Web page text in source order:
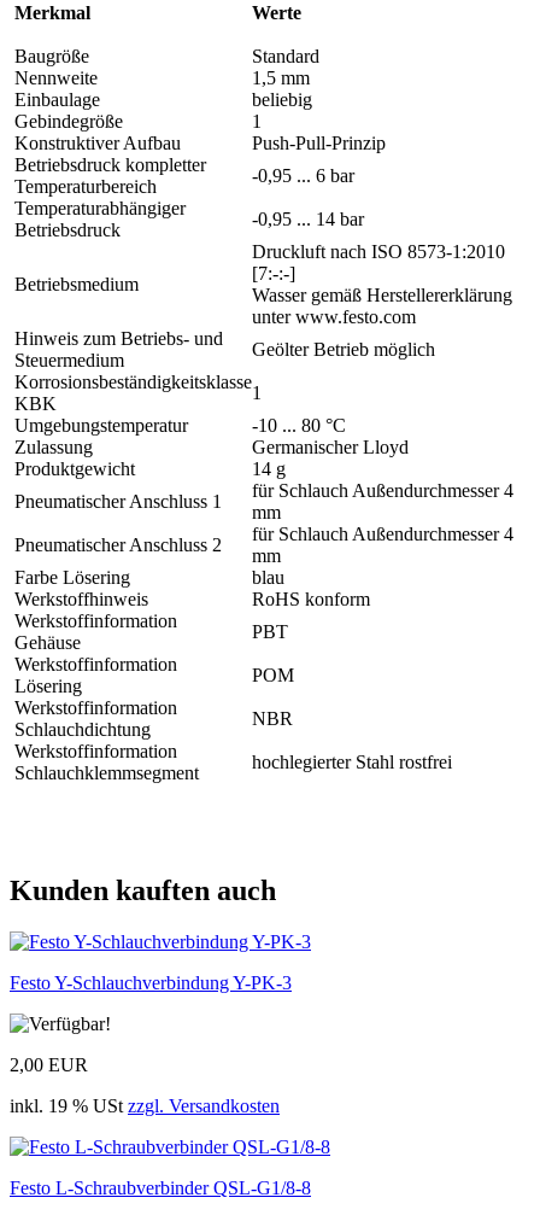
Merkmal Werte
Baugröße
Standard
Nennweite
1,5 mm
Einbaulage
beliebig
Gebindegröße
1
Konstruktiver Aufbau
Push-Pull-Prinzip
Betriebsdruck kompletter
Temperaturbereich
-0,95 ... 6 bar
Temperaturabhängiger
Betriebsdruck
-0,95 ... 14 bar
Betriebsmedium
Druckluft nach ISO 8573-1:2010
[7:-:-]
Wasser gemäß Herstellererklärung
unter www.festo.com
Hinweis zum Betriebs- und
Steuermedium
Geölter Betrieb möglich
Korrosionsbeständigkeitsklasse
KBK
1
Umgebungstemperatur
-10 ... 80 °C
Zulassung
Germanischer Lloyd
Produktgewicht
14 g
Pneumatischer Anschluss 1
für Schlauch Außendurchmesser 4
mm
Pneumatischer Anschluss 2
für Schlauch Außendurchmesser 4
mm
Farbe Lösering
blau
Werkstoffhinweis
RoHS konform
Werkstoffinformation
Gehäuse
PBT
Werkstoffinformation
Lösering
POM
Werkstoffinformation
Schlauchdichtung
NBR
Werkstoffinformation
Schlauchklemmsegment
hochlegierter Stahl rostfrei
Kunden kauften auch
Festo Y-Schlauchverbindung Y-PK-3
2,00 EUR
inkl. 19 % USt zzgl. Versandkosten
Festo L-Schraubverbinder QSL-G1/8-8